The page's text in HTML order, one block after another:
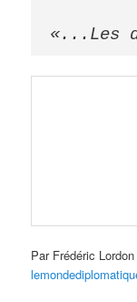
«...Les
Par Frédéric